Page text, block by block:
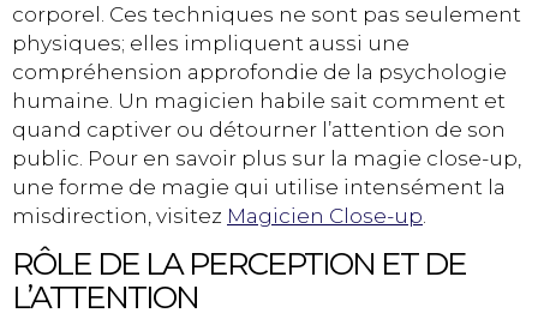
corporel. Ces techniques ne sont pas seulement
physiques; elles impliquent aussi une
compréhension approfondie de la psychologie
humaine. Un magicien habile sait comment et
quand captiver ou détourner l’attention de son
public. Pour en savoir plus sur la magie close-up,
une forme de magie qui utilise intensément la
misdirection, visitez Magicien Close-up
RÔLE DE LA PERCEPTION ET DE
L’ATTENTION